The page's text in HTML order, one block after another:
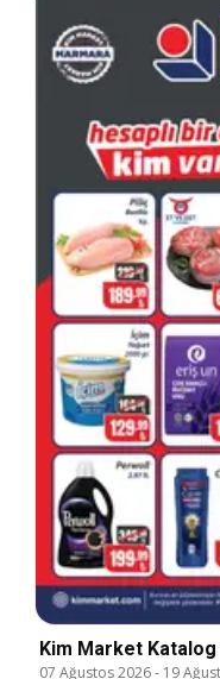
Kim Market
07 Ağustos 2026- 19